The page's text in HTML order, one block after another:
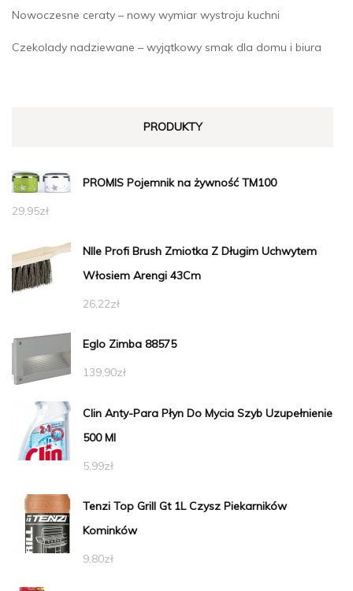
Nowoczesne ceraty – nowy wymiar wystroju kuchni
Czekolady nadziewane – wyjątkowy smak dla domu i biura
PRODUKTY
PROMIS Pojemnik na żywność TM100
29,95zł
Nlle Profi Brush Zmiotka Z Długim Uchwytem
Włosiem Arengi 43Cm
26,22zł
Eglo Zimba 88575
139,90zł
Clin Anty-Para Płyn Do Mycia Szyb Uzupełnienie
500 Ml
5,99zł
Tenzi Top Grill Gt 1L Czysz Piekarników
Kominków
9,80zł